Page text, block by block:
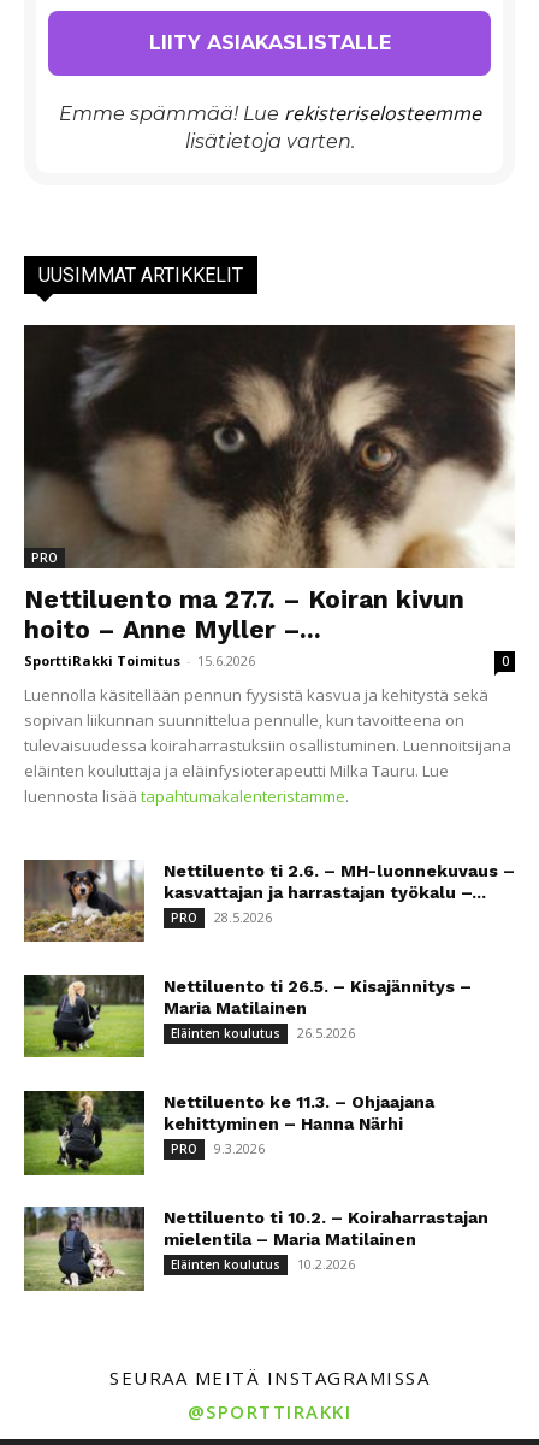
Emme spämmää! Lue rekisteriselosteemme
lisätietoja varten.
UUSIMMAT ARTIKKELIT
PRO
Nettiluento ma 27.7. – Koiran kivun
hoito – Anne Myller –...
SporttiRakki Toimitus - 15.6.2026 0
Luennolla käsitellään pennun fyysistä kasvua ja kehitystä sekä
sopivan liikunnan suunnittelua pennulle, kun tavoitteena on
tulevaisuudessa koiraharrastuksiin osallistuminen. Luennoitsijana
eläinten kouluttaja ja eläinfysioterapeutti Milka Tauru. Lue
luennosta lisää tapahtumakalenteristamme.
Nettiluento ti 2.6. – MH-luonnekuvaus –
kasvattajan ja harrastajan työkalu –...
PRO 28.5.2026
Nettiluento ti 26.5. – Kisajännitys –
Maria Matilainen
Eläinten koulutus 26.5.2026
Nettiluento ke 11.3. – Ohjaajana
kehittyminen – Hanna Närhi
PRO 9.3.2026
Nettiluento ti 10.2. – Koiraharrastajan
mielentila – Maria Matilainen
Eläinten koulutus 10.2.2026
SEURAA MEITÄ INSTAGRAMISSA
@SPORTTIRAKKI